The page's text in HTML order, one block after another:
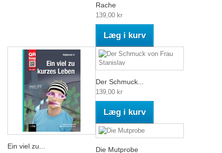
Rache
139,00 kr
Læg i kurv
Ein viel zu...
Der Schmuck...
139,00 kr
Læg i kurv
Die Mutprobe